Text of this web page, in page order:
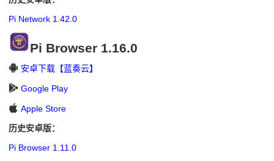
Pi Network 1.42.0
Pi Browser 1.16.0
安卓下载【蓝奏云】
Google Play
Apple Store
历史安卓版：
Pi Browser 1.11.0